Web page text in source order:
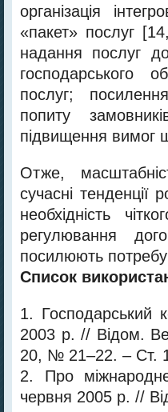
організація
«пакет» послуг
надання послуг
господарського
послуг;
попиту
підвищення вимог
Отже,
сучасні тенденції
необхідність
регулювання
посилюють
Список
1. Господарський
2003 р. // Відом.
20, № 21–22. – Ст.
2. Про
червня 2005 р. //